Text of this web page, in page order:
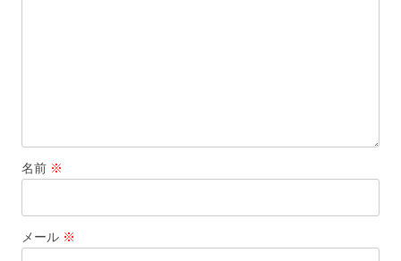
名前 ※
メール ※